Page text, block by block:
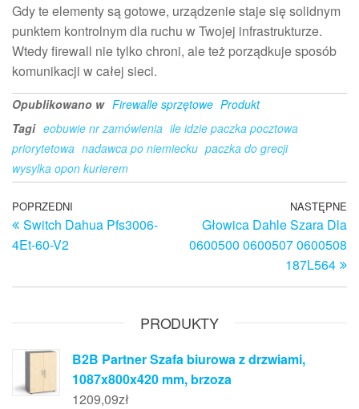
Gdy te elementy są gotowe, urządzenie staje się solidnym
punktem kontrolnym dla ruchu w Twojej infrastrukturze.
Wtedy firewall nie tylko chroni, ale też porządkuje sposób
komunikacji w całej sieci.
Opublikowano w Firewalle sprzętowe Produkt
Tagi eobuwie nr zamówienia ile idzie paczka pocztowa
priorytetowa nadawca po niemiecku paczka do grecji
wysylka opon kurierem
Nawigacja
wpisu
Poprzedni
wpis
POPRZEDNI
Switch Dahua Pfs3006-
4Et-60-V2
NASTĘPNE
Głowica Dahle Szara Dla
0600500 0600507 0600508
187L564
PRODUKTY
B2B Partner Szafa biurowa z drzwiami,
1087x800x420 mm, brzoza
1209,09zł